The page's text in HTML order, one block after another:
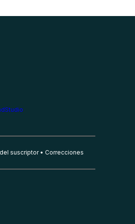
suscriptor Correcciones